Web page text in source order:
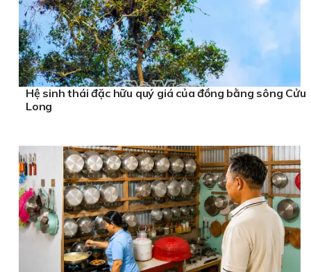
Hệ sinh thái đặc hữu quý giá của đồng bằng sông Cửu
Long